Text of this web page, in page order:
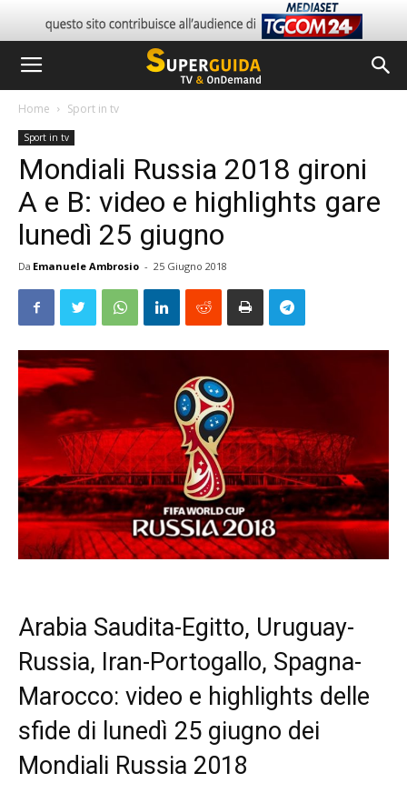
Home Sport in tv
Sport in tv
Mondiali Russia 2018 gironi
A e B: video e highlights gare
lunedì 25 giugno
Da Emanuele Ambrosio - 25 Giugno 2018
Arabia Saudita-Egitto, Uruguay-
Russia, Iran-Portogallo, Spagna-
Marocco: video e highlights delle
sfide di lunedì 25 giugno dei
Mondiali Russia 2018